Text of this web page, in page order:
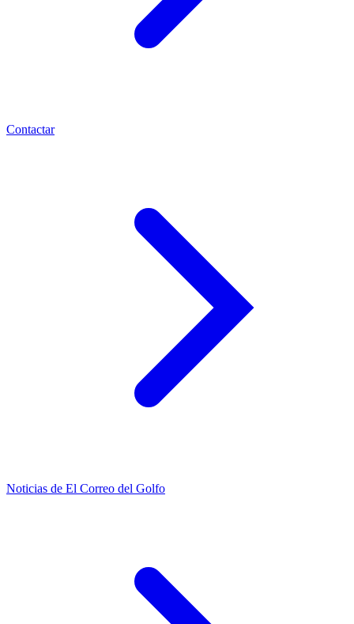
Contactar
Noticias de El Correo del Golfo